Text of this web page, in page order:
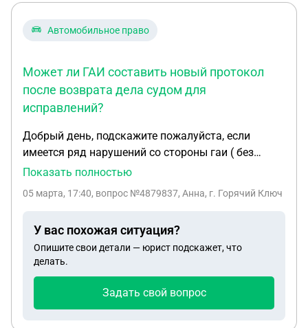
Автомобильное право
Может ли ГАИ составить новый протокол
после возврата дела судом для
исправлений?
Добрый день, подскажите пожалуйста, если
имеется ряд нарушений со стороны гаи ( без
ведома нарушителя в протоколы во все внесены
исправления в гаи, спустя 13 рабочих дней
исправлений из гаи, могут ли гаи составить новый
прокол в присутствии нарушителя? Или он должен
будет подписать старые протоколы о том что
выявить несогласие, заранее спасибо
Показать полностью
05 марта, 17:40, вопрос №4879837, Анна, г. Горячий Ключ
У вас похожая ситуация?
Опишите свои детали — юрист подскажет, что
делать.
Задать свой вопрос